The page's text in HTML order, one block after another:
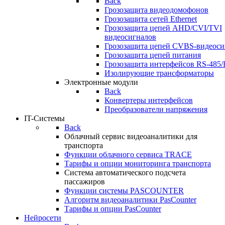
Грозозащита видеодомофонов
Грозозащита сетей Ethernet
Грозозащита цепей AHD/CVI/TVI
видеосигналов
Грозозащита цепей CVBS-
Грозозащита цепей питания
Грозозащита интерфейсов RS-485/
Изолирующие трансформаторы
Электронные модули
Back
Конвертеры интерфейсов
Преобразователи напряжения
IT-Системы
Back
Облачный сервис видеоаналитики для
транспорта
Функции облачного сервиса TRACE
Тарифы и опции мониторинга транспорта
Система автоматического подсчета
пассажиров
Функции системы PASCOUNTER
Алгоритм видеоаналитики PasCounter
Тарифы и опции PasCounter
Нейросети